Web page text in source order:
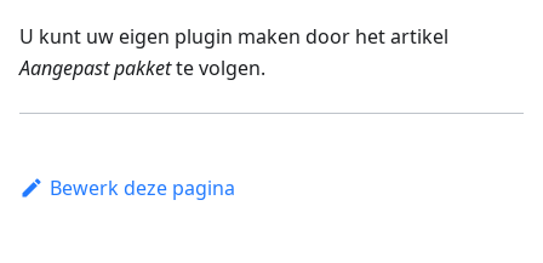
U kunt uw eigen plugin maken door het artikel
Aangepast pakkette volgen.
Bewerk deze pagina